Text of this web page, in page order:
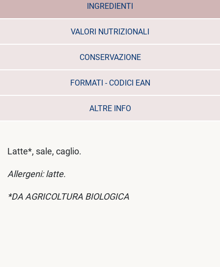
INGREDIENTI
VALORI NUTRIZIONALI
CONSERVAZIONE
FORMATI - CODICI EAN
ALTRE INFO
Latte*, sale, caglio.
Allergeni: latte.
*DA AGRICOLTURA BIOLOGICA